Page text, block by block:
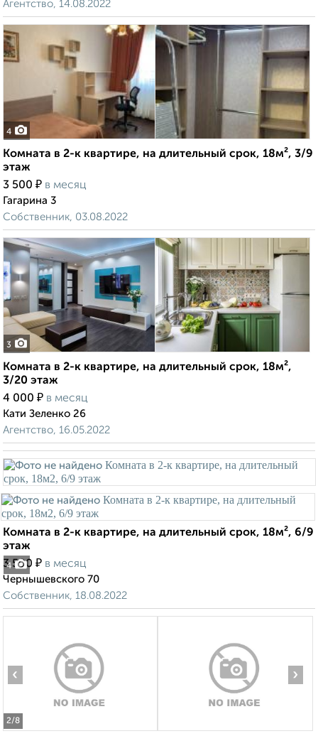
Агентство, 14.08.2022
4
Комната в 2-к квартире, на длительный срок, 18м², 3/9
этаж
3 500 ₽ в месяц
Гагарина 3
Собственник, 03.08.2022
3
Комната в 2-к квартире, на длительный срок, 18м²,
3/20 этаж
4 000 ₽ в месяц
Кати Зеленко 26
Агентство, 16.05.2022
4
Комната в 2-к квартире, на длительный срок, 18м², 6/9
этаж
3 500 ₽ в месяц
Чернышевского 70
Собственник, 18.08.2022
2/8
‹ ›